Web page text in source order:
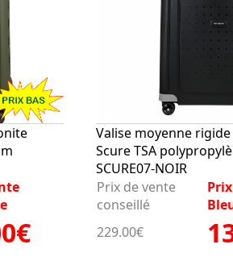
Valise moyenne
Scure TSA
SCURE07-NOIR
Prix de vente
conseillé
229.00€